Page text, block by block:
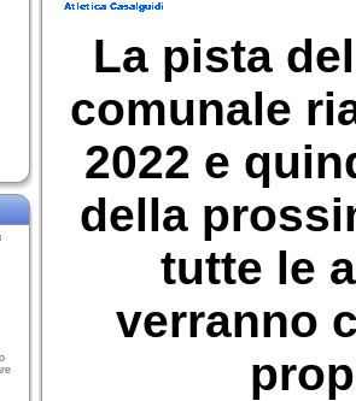
La pista
comunale
2022 e
della
tutte le
verranno